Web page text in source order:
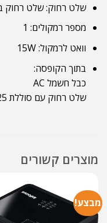
שלט רחוק: שלט רחוק
מספר רמקולים: 1
וואט לרמקול: 15W
בתוך הקופסה:
כבל חשמל AC
שלט רחוק עם סוללת CR2025 אחת
מוצרים קשורים
מבצע!